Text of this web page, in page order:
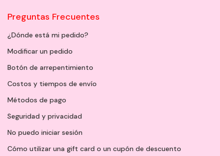
Preguntas Frecuentes
¿Dónde está mi pedido?
Modificar un pedido
Botón de arrepentimiento
Costos y tiempos de envío
Métodos de pago
Seguridad y privacidad
No puedo iniciar sesión
Cómo utilizar una gift card o un cupón de descuento